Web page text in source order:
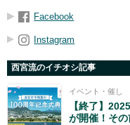
Facebook
Instagram
西宮流のイチオシ記事
イベント・催し
【終了】
が開催！その